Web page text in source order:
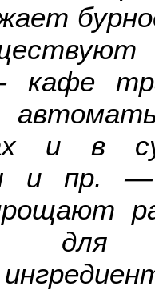
и в
и пр.
для